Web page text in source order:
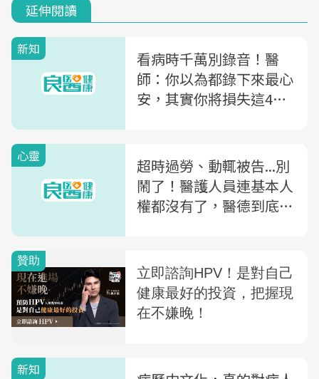
延伸閱讀
新知
看病時千萬別錄音！醫
師：你以為都錄下來最心
安，其實你將損失這4個
心靈
超時過勞、動輒被告...別
鬧了！醫護人員連基本人
權都沒有了，醫德到底是
新知